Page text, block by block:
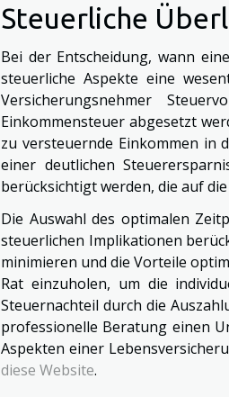
Steuerliche
Bei der Entscheidung, wann
steuerliche Aspekte eine
Versicherungsnehmer
Einkommensteuer abgesetzt
zu versteuernde Einkommen in
einer deutlichen
berücksichtigt werden, die auf
Die Auswahl des optimalen
steuerlichen Implikationen
minimieren und die Vorteile
Rat einzuholen, um die
Steuernachteil durch die
professionelle Beratung einen
Aspekten einer
diese Website.